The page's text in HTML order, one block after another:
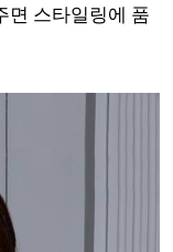
면 스타일링에 품